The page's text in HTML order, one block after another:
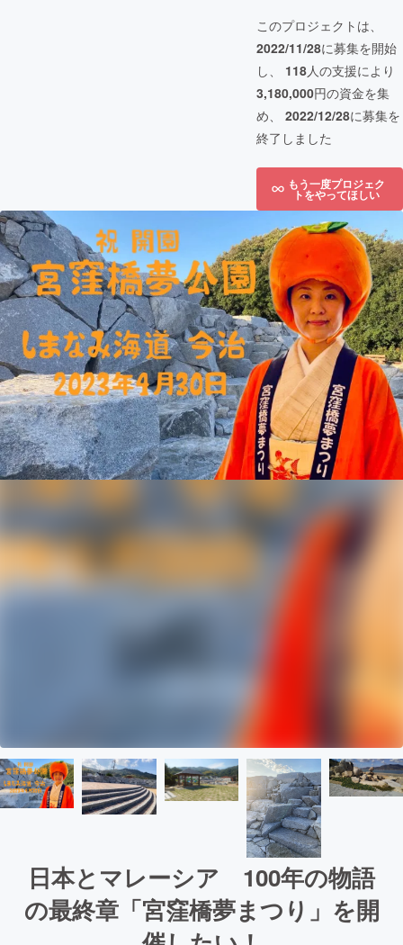
このプロジェクトは、
2022/11/28に募集を開始
し、 118人の支援により
3,180,000円の資金を集
め、 2022/12/28に募集を
終了しました
もう一度プロジェク
トをやってほしい
日本とマレーシア 100年の物語
の最終章「宮窪橋夢まつり」を開